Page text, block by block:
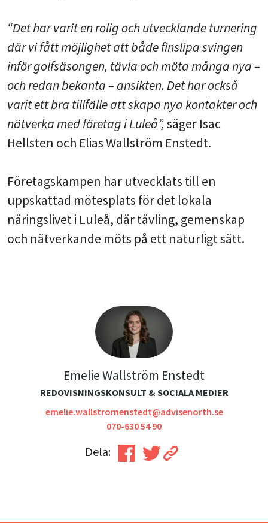
“Det har varit en rolig och utvecklande turnering
där vi fått möjlighet att både finslipa svingen
inför golfsäsongen, tävla och möta många nya –
och redan bekanta – ansikten. Det har också
varit ett bra tillfälle att skapa nya kontakter och
nätverka med företag i Luleå”,säger Isac
Hellsten och Elias Wallström Enstedt.
Företagskampen har utvecklats till en
uppskattad mötesplats för det lokala
näringslivet i Luleå, där tävling, gemenskap
och nätverkande möts på ett naturligt sätt.
Emelie Wallström Enstedt
REDOVISNINGSKONSULT & SOCIALA MEDIER
emelie.wallstromenstedt@advisenorth.se
070-630 54 90
Dela: